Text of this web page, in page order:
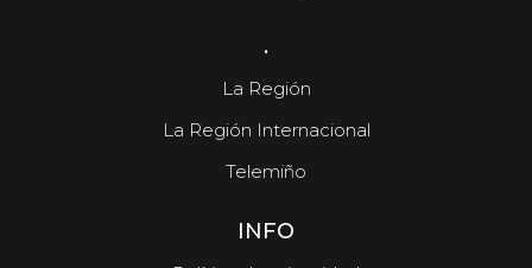
.
La Región
La Región Internacional
Telemiño
INFO